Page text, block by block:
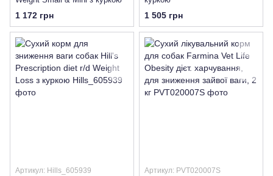
1 172 грн 1 505 грн
Артикул: Hills_605939 Артикул: PVT020007S